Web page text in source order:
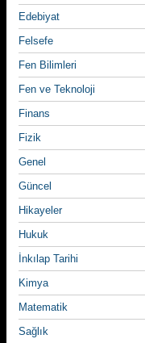
Edebiyat
Felsefe
Fen Bilimleri
Fen ve Teknoloji
Finans
Fizik
Genel
Güncel
Hikayeler
Hukuk
İnkılap Tarihi
Kimya
Matematik
Sağlık